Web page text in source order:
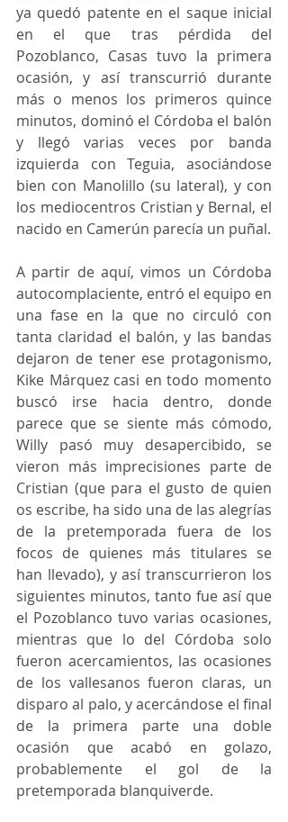
ya quedó patente en el saque inicial
en el que tras pérdida del
Pozoblanco, Casas tuvo la primera
ocasión, y así transcurrió durante
más o menos los primeros quince
minutos, dominó el Córdoba el balón
y llegó varias veces por banda
izquierda con Teguia, asociándose
bien con Manolillo (su lateral), y con
los mediocentros Cristian y Bernal, el
nacido en Camerún parecía un puñal.
A partir de aquí, vimos un Córdoba
autocomplaciente, entró el equipo en
una fase en la que no circuló con
tanta claridad el balón, y las bandas
dejaron de tener ese protagonismo,
Kike Márquez casi en todo momento
buscó irse hacia dentro, donde
parece que se siente más cómodo,
Willy pasó muy desapercibido, se
vieron más imprecisiones parte de
Cristian (que para el gusto de quien
os escribe, ha sido una de las alegrías
de la pretemporada fuera de los
focos de quienes más titulares se
han llevado), y así transcurrieron los
siguientes minutos, tanto fue así que
el Pozoblanco tuvo varias ocasiones,
mientras que lo del Córdoba solo
fueron acercamientos, las ocasiones
de los vallesanos fueron claras, un
disparo al palo, y acercándose el final
de la primera parte una doble
ocasión que acabó en golazo,
probablemente el gol de la
pretemporada blanquiverde.